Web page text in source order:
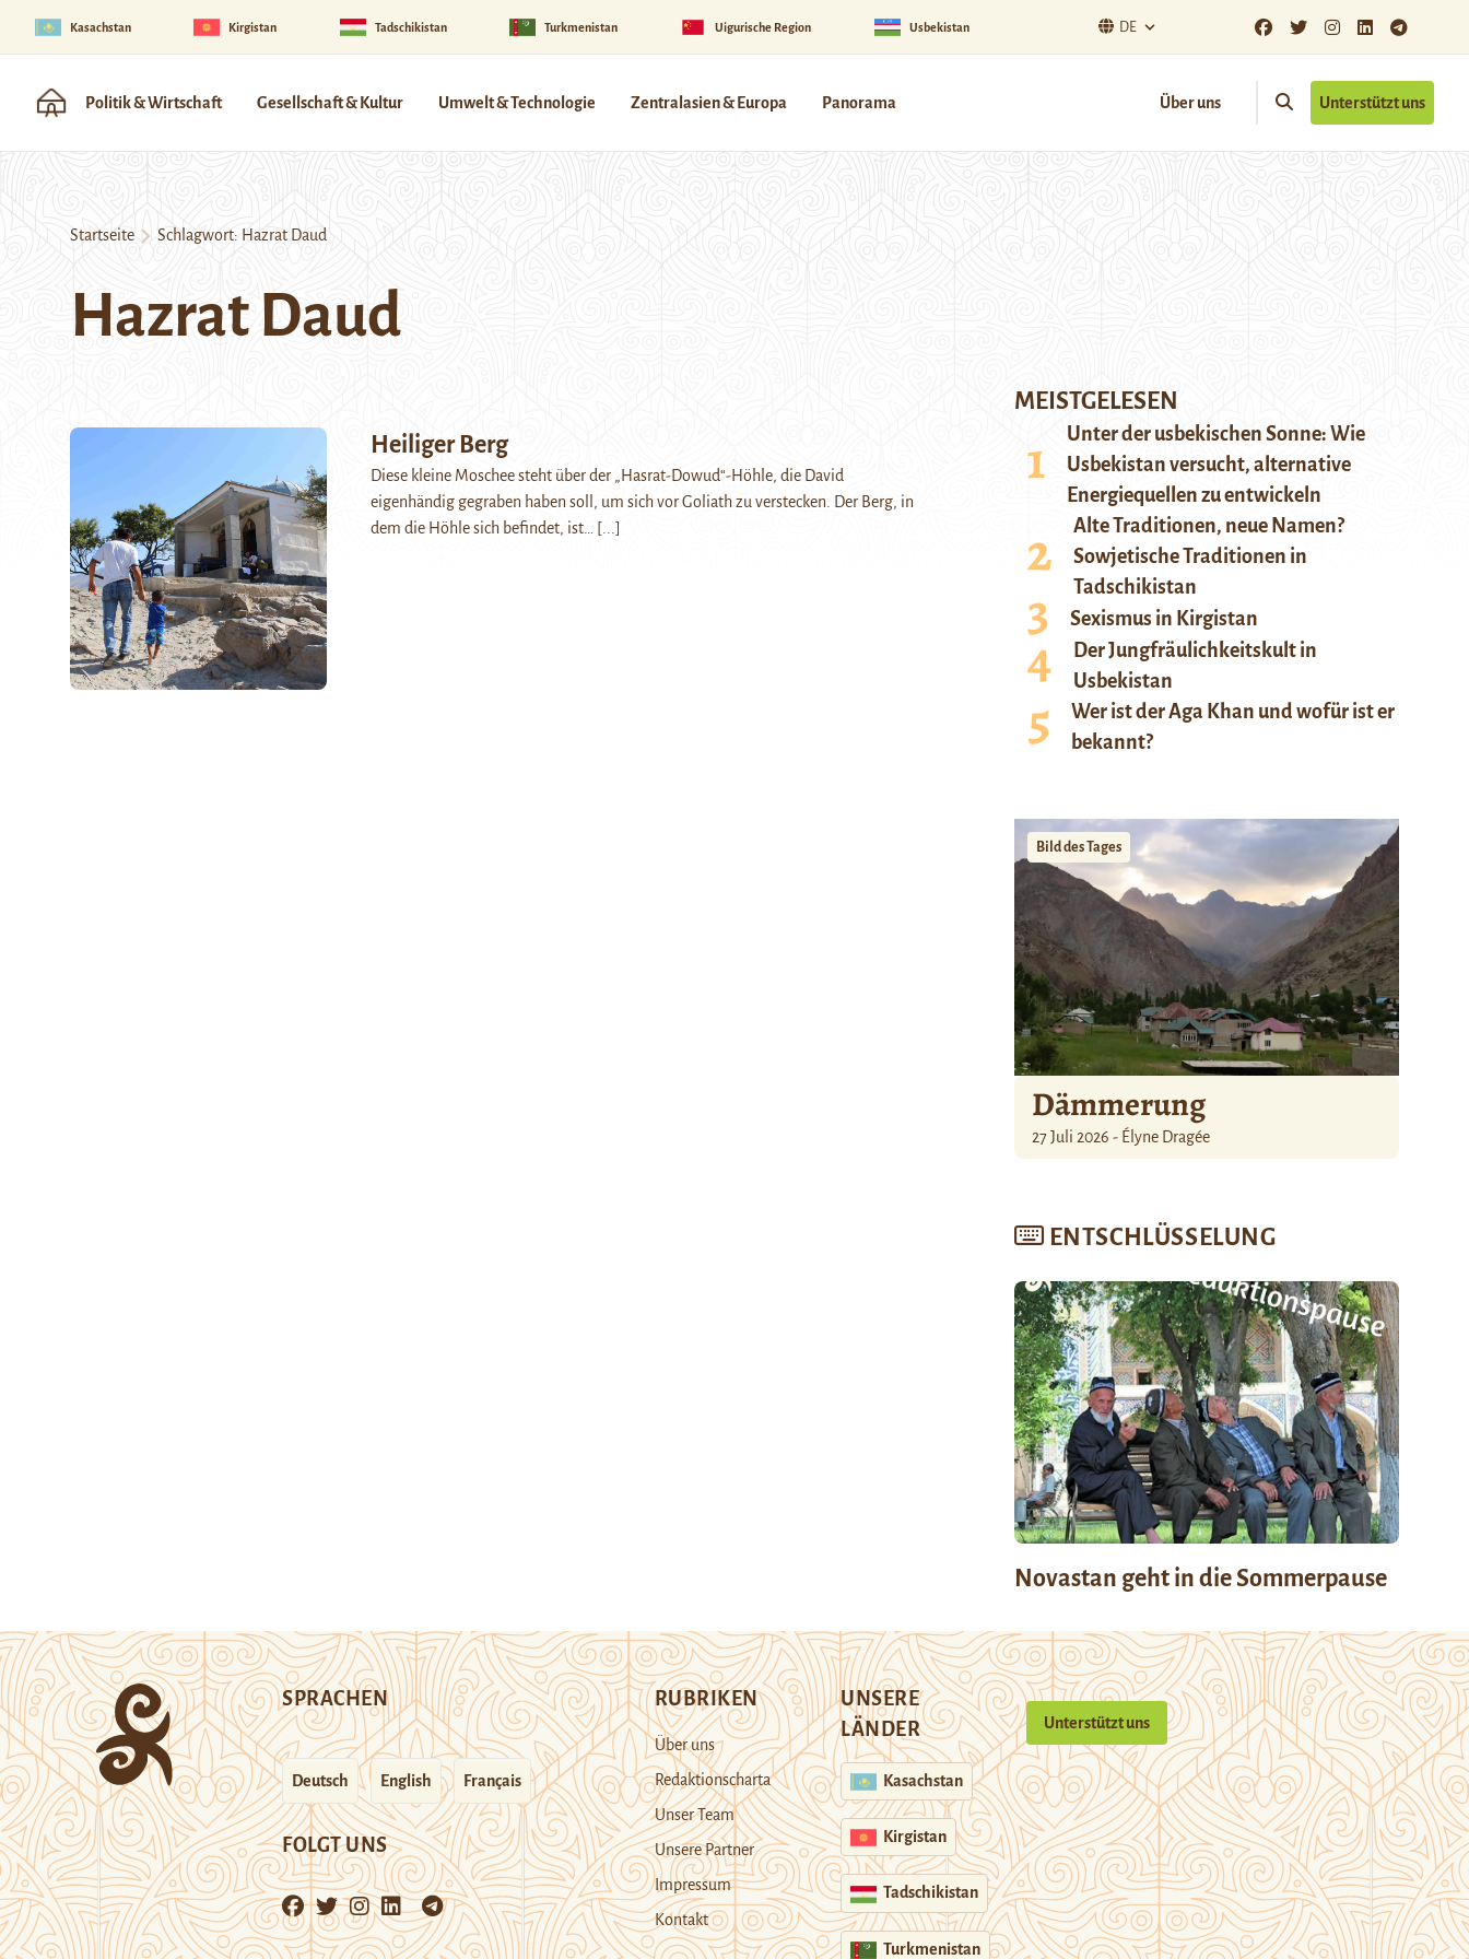
Kasachstan Kirgistan Tadschikistan Turkmenistan Uigurische Region Usbekistan DE
Politik & Wirtschaft Gesellschaft & Kultur Umwelt & Technologie Zentralasien & Europa Panorama Über uns Unterstützt uns
Startseite Schlagwort: Hazrat Daud
Hazrat Daud
Heiliger Berg
Diese kleine Moschee steht über der „Hasrat-Dowud“-Höhle, die David
eigenhändig gegraben haben soll, um sich vor Goliath zu verstecken. Der Berg, in
dem die Höhle sich befindet, ist…
[...]
MEISTGELESEN
Unter der usbekischen Sonne: Wie
Usbekistan versucht, alternative
Energiequellen zu entwickeln
Alte Traditionen, neue Namen?
Sowjetische Traditionen in
Tadschikistan
Sexismus in Kirgistan
Der Jungfräulichkeitskult in
Usbekistan
Wer ist der Aga Khan und wofür ist er
bekannt?
Bild des Tages
Dämmerung
27 Juli 2026 - Élyne Dragée
ENTSCHLÜSSELUNG
Novastan geht in die Sommerpause
SPRACHEN
Deutsch English Français
FOLGT UNS
RUBRIKEN
Über uns
Redaktionscharta
Unser Team
Unsere Partner
Impressum
Kontakt
UNSERE
LÄNDER
Kasachstan
Kirgistan
Tadschikistan
Turkmenistan
Unterstützt uns